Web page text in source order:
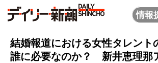
情報
結婚報道における女性タレント
誰に必要なのか？ 新井恵理那